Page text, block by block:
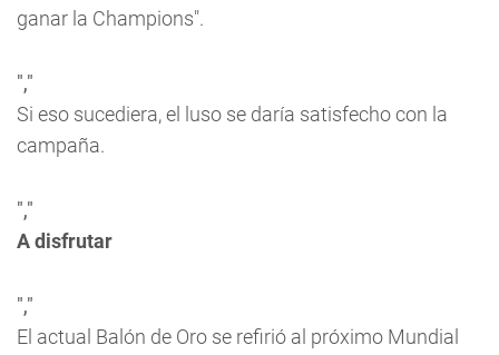
ganar la Champions".
","
Si eso sucediera, el luso se daría satisfecho con la
campaña.
","
A disfrutar
","
El actual Balón de Oro se refirió al próximo Mundial